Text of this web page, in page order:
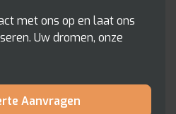
met ons op en laat ons
Uw dromen, onze
Aanvragen